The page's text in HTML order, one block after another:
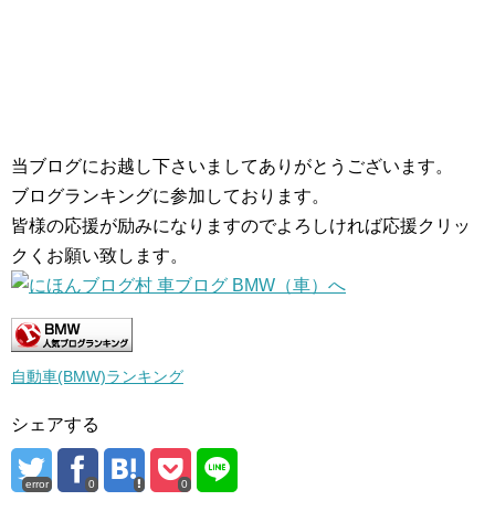
当ブログにお越し下さいましてありがとうございます。
ブログランキングに参加しております。
皆様の応援が励みになりますのでよろしければ応援クリッ
クくお願い致します。
自動車(BMW)ランキング
シェアする
error 0 0